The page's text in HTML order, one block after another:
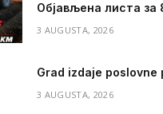
Објављена листа за
3 AUGUSTA, 2026
Grad izdaje poslovne
3 AUGUSTA, 2026